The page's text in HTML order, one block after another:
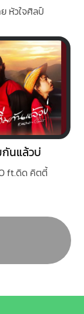
หัวใจศิลป์
นแล้วบ่
ft.ดิด คิตตี้